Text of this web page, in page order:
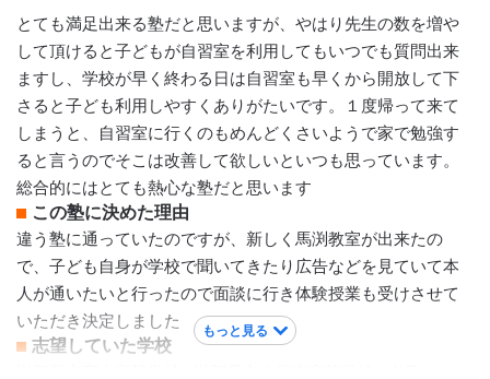
とても満足出来る塾だと思いますが、やはり先生の数を増や
して頂けると子どもが自習室を利用してもいつでも質問出来
ますし、学校が早く終わる日は自習室も早くから開放して下
さると子ども利用しやすくありがたいです。１度帰って来て
しまうと、自習室に行くのもめんどくさいようで家で勉強す
ると言うのでそこは改善して欲しいといつも思っています。
総合的にはとても熱心な塾だと思います
この塾に決めた理由
違う塾に通っていたのですが、新しく馬渕教室が出来たの
で、子ども自身が学校で聞いてきたり広告などを見ていて本
人が通いたいと行ったので面談に行き体験授業も受けさせて
いただき決定しました
志望していた学校
もっと見る